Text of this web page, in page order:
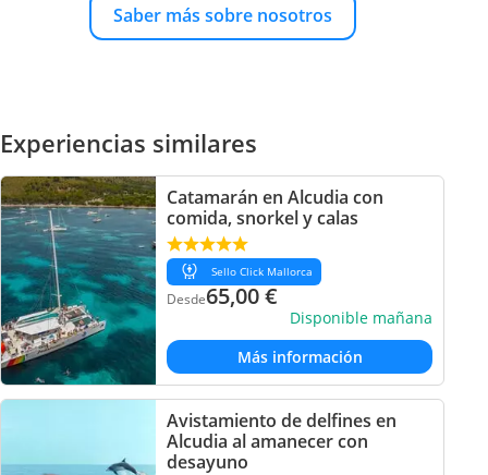
Saber más sobre nosotros
Experiencias similares
Catamarán en Alcudia con
comida, snorkel y calas
Sello Click Mallorca
Desde65,00€
Disponible mañana
Más información
Avistamiento de delfines en
Alcudia al amanecer con
desayuno